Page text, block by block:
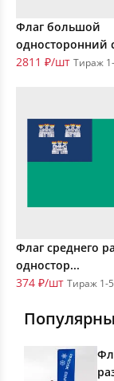
Флаг большой
односторонний
2811 ₽/шт Тираж
Флаг среднего
одностор...
374 ₽/шт Тираж 1-